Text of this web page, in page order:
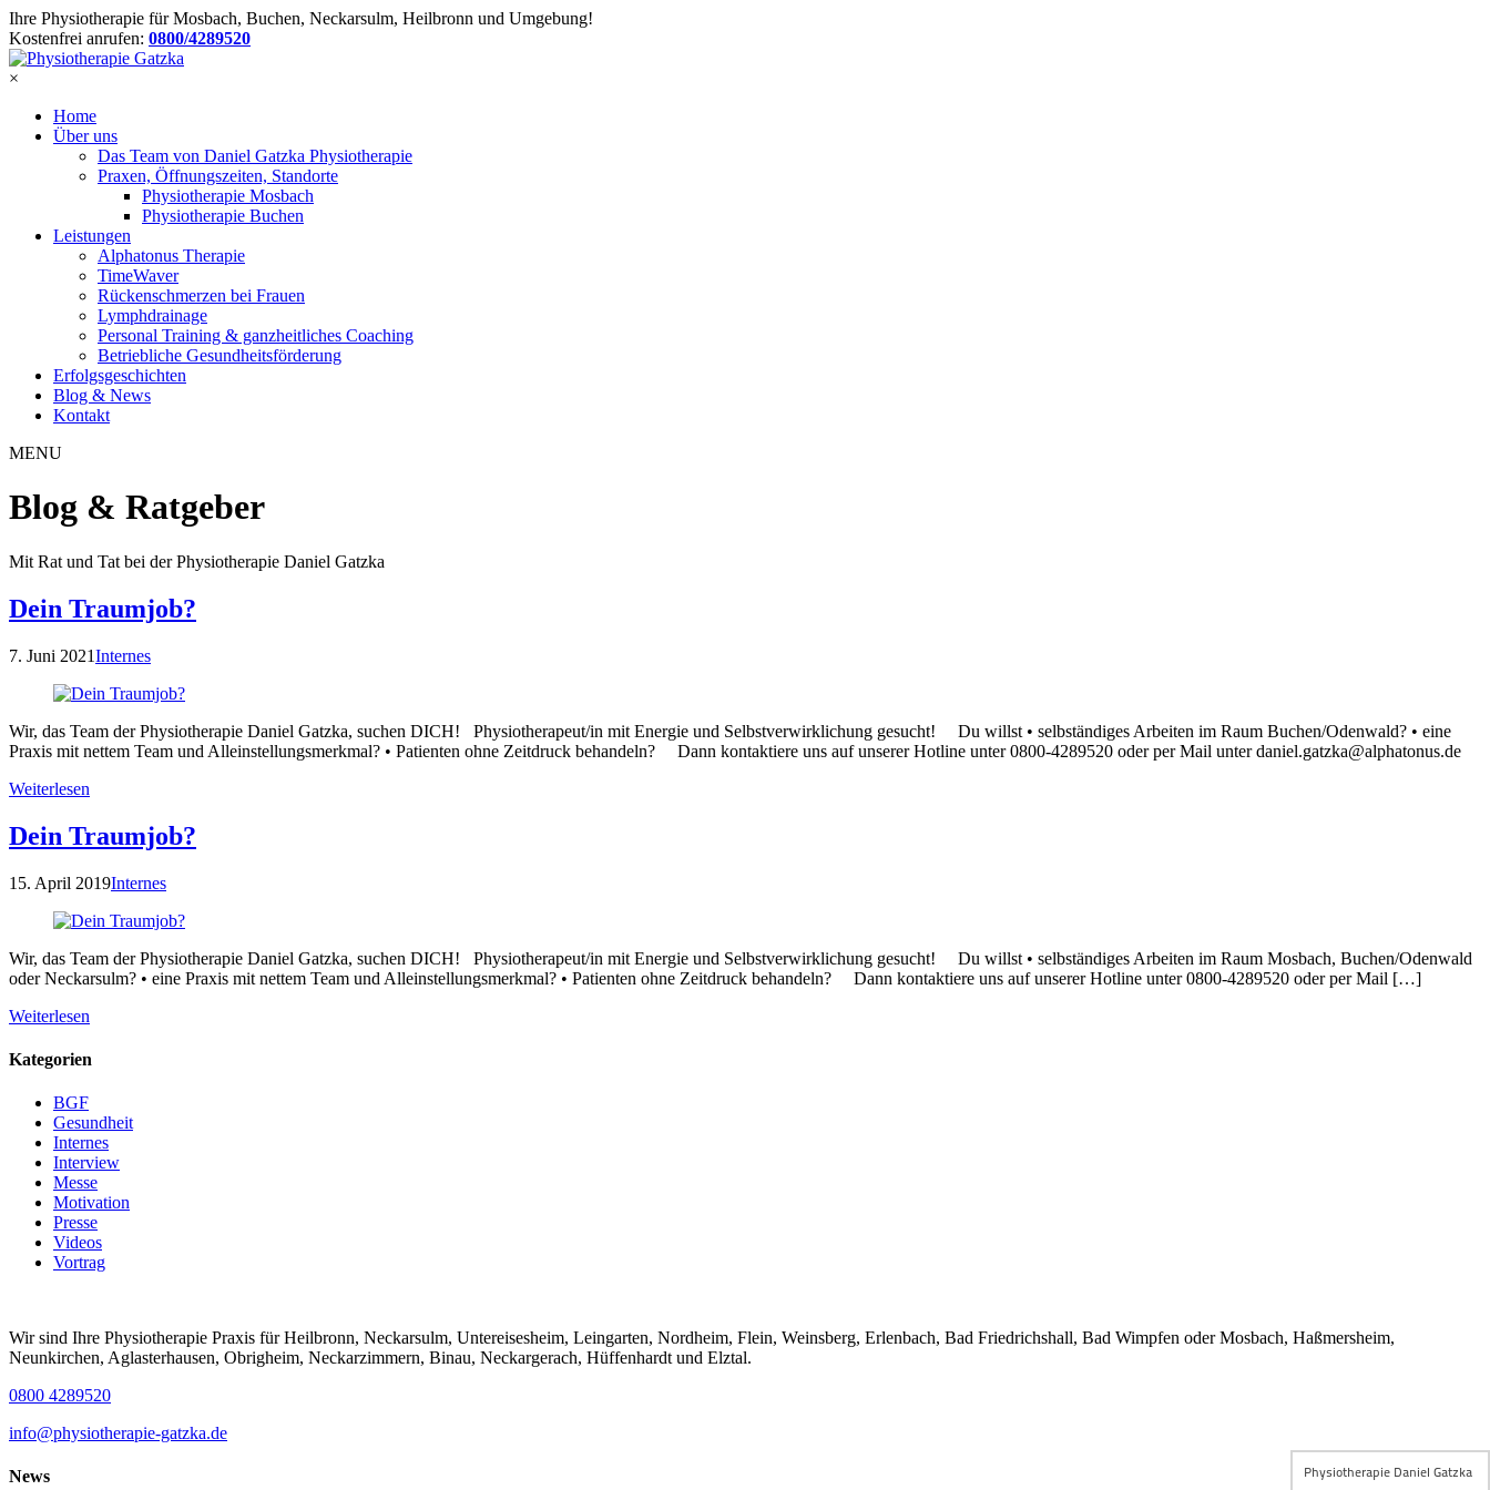
Ihre Physiotherapie für Mosbach, Buchen, Neckarsulm, Heilbronn und Umgebung!
Kostenfrei anrufen: 0800/4289520
×
Home
Über uns
Das Team von Daniel Gatzka Physiotherapie
Praxen, Öffnungszeiten, Standorte
Physiotherapie Mosbach
Physiotherapie Buchen
Leistungen
Alphatonus Therapie
TimeWaver
Rückenschmerzen bei Frauen
Lymphdrainage
Personal Training & ganzheitliches Coaching
Betriebliche Gesundheitsförderung
Erfolgsgeschichten
Blog & News
Kontakt
MENU
Blog & Ratgeber
Mit Rat und Tat bei der Physiotherapie Daniel Gatzka
Dein Traumjob?
7. Juni 2021Internes
Wir, das Team der Physiotherapie Daniel Gatzka, suchen DICH! Physiotherapeut/in mit Energie und Selbstverwirklichung gesucht! Du willst • selbständiges Arbeiten im Raum Buchen/Odenwald? • eine
Praxis mit nettem Team und Alleinstellungsmerkmal? • Patienten ohne Zeitdruck behandeln? Dann kontaktiere uns auf unserer Hotline unter 0800-4289520 oder per Mail unter daniel.gatzka@alphatonus.de
Weiterlesen
Dein Traumjob?
15. April 2019Internes
Wir, das Team der Physiotherapie Daniel Gatzka, suchen DICH! Physiotherapeut/in mit Energie und Selbstverwirklichung gesucht! Du willst • selbständiges Arbeiten im Raum Mosbach, Buchen/Odenwald
oder Neckarsulm? • eine Praxis mit nettem Team und Alleinstellungsmerkmal? • Patienten ohne Zeitdruck behandeln? Dann kontaktiere uns auf unserer Hotline unter 0800-4289520 oder per Mail […]
Weiterlesen
Kategorien
BGF
Gesundheit
Internes
Interview
Messe
Motivation
Presse
Videos
Vortrag
Wir sind Ihre Physiotherapie Praxis für Heilbronn, Neckarsulm, Untereisesheim, Leingarten, Nordheim, Flein, Weinsberg, Erlenbach, Bad Friedrichshall, Bad Wimpfen oder Mosbach, Haßmersheim,
Neunkirchen, Aglasterhausen, Obrigheim, Neckarzimmern, Binau, Neckargerach, Hüffenhardt und Elztal.
0800 4289520
info@physiotherapie-gatzka.de
News